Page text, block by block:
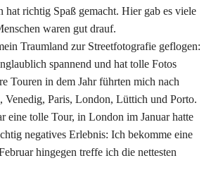
richtig Spaß gemacht. Hier gab es viele
waren gut drauf.
Traumland zur Streetfotografie geflogen:
spannend und hat tolle Fotos
Touren in dem Jahr führten mich nach
Venedig, Paris, London, Lüttich und Porto.
eine tolle Tour, in London im Januar hatte
negatives Erlebnis: Ich bekomme eine
hingegen treffe ich die nettesten